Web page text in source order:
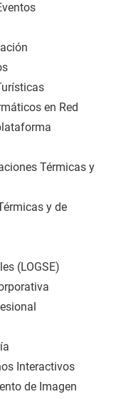
en Red
Térmicas y
y de
(LOGSE)
Interactivos
de Imagen